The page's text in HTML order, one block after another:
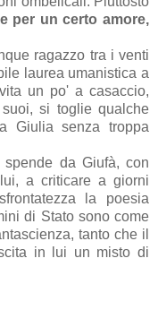
per un certo amore,
ragazzo tra i venti
laurea umanistica a
un po' a casaccio,
si toglie qualche
Giulia senza troppa
da Giufà, con
a criticare a giorni
la poesia
di Stato sono come
tanto che il
in lui un misto di